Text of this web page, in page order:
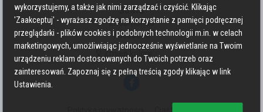
Strava
Endomondo
Facebook
Zmień kolory
wykorzystujemy, a także jak nimi zarządzać i czyścić. Klikając
'Zaakceptuj' - wyrażasz zgodzę na korzystanie z pamięci podręcznej
przeglądarki - plików cookies i podobnych technologii m.in. w celach
marketingowych, umożliwiając jednocześnie wyświetlanie na Twoim
urządzeniu reklam dostosowanych do Twoich potrzeb oraz
zainteresowań. Zapoznaj się z pełną treścią zgody klikając w link
Ustawienia.